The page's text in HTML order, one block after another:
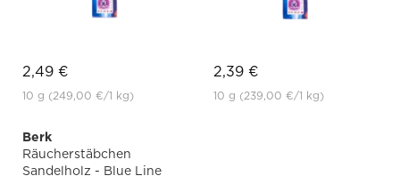
2,49 €
10 g (249,00 €/1 kg)
2,39 €
10 g (239,00 €/1 kg)
Berk
Räucherstäbchen
Sandelholz - Blue Line